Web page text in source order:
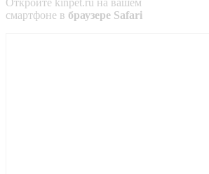
смартфоне в браузере Safari